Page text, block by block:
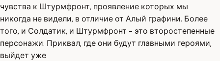
чувства к Штурмфронт, проявление которых мы
никогда не видели, в отличие от Алый графини. Более
того, и Солдатик, и Штурмфронт - это второстепенные
персонажи. Приквал, где они будут главными героями,
выйдет уже